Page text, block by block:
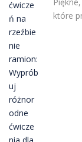
które